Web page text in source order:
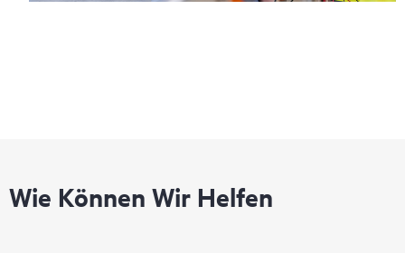
Wie Können Wir Helfen